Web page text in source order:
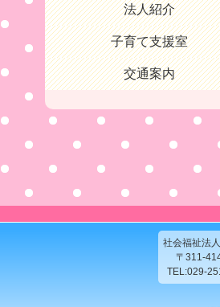
法人紹介
子育て支援室
交通案内
社会福祉法
〒311-
TEL:029-